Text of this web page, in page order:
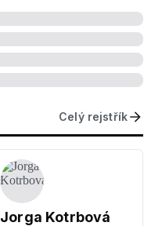
Celý rejstřík
Jorga Kotrbová